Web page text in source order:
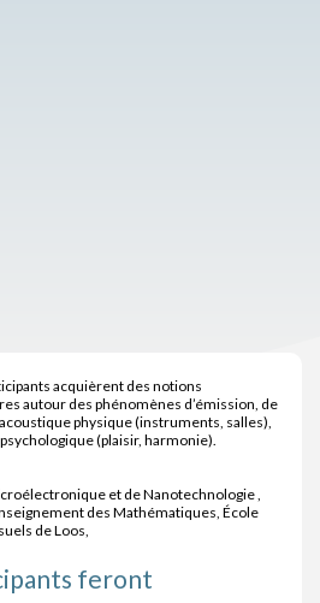
acquièrent des notions
autour des phénomènes d’émission, de
physique (instruments, salles),
(plaisir, harmonie).
et de Nanotechnologie ,
des Mathématiques, École
de Loos,
feront